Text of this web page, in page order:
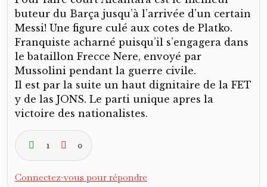
buteur du Barça jusqu’à l’arrivée d’un certain
Messi! Une figure culé aux cotes de Platko.
Franquiste acharné puisqu’il s’engagera dans
le bataillon Frecce Nere, envoyé par
Mussolini pendant la guerre civile.
Il est par la suite un haut dignitaire de la FET
y de las JONS. Le parti unique apres la
victoire des nationalistes.
1 0
Connectez-vous pour répondre